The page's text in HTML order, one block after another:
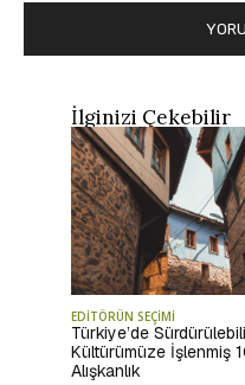
İlginizi Çekebilir
EDİTÖRÜN SEÇİMİ
Türkiye’de
Kültürümüze İşlenmiş
Alışkanlık